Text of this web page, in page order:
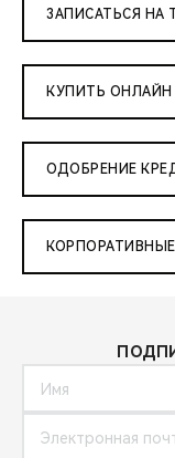
ЗАПИСАТЬСЯ НА
КУПИТЬ ОНЛАЙН
ОДОБРЕНИЕ